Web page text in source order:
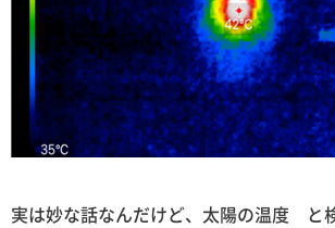
実は妙な話なんだけど、太陽の温度 と